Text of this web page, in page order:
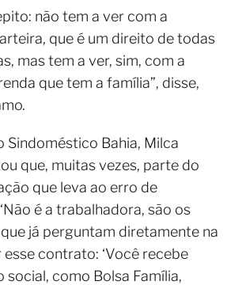
não tem a ver com a
que é um direito de todas
mas tem a ver, sim, com a
que tem a família”, disse,
Sindoméstico Bahia, Milca
que, muitas vezes, parte do
que leva ao erro de
é a trabalhadora, são os
já perguntam diretamente na
contrato: ‘Você recebe
social, como Bolsa Família,